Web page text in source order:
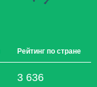
Рейтинг по стране
3 636